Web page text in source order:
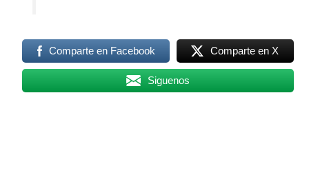
Comparte en Facebook Comparte en X
Siguenos